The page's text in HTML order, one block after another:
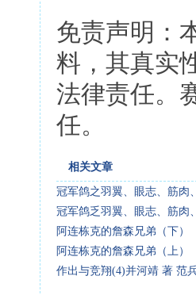
免责声明：
料，其真实
法律责任。
任。
相关文章
冠军鸽之羽翼、眼志、筋肉
冠军鸽乏羽翼、眼志、筋肉
阿连栋克的詹森兄弟（下）
阿连栋克的詹森兄弟（上）
作出与竞翔(4)并河靖 著 范